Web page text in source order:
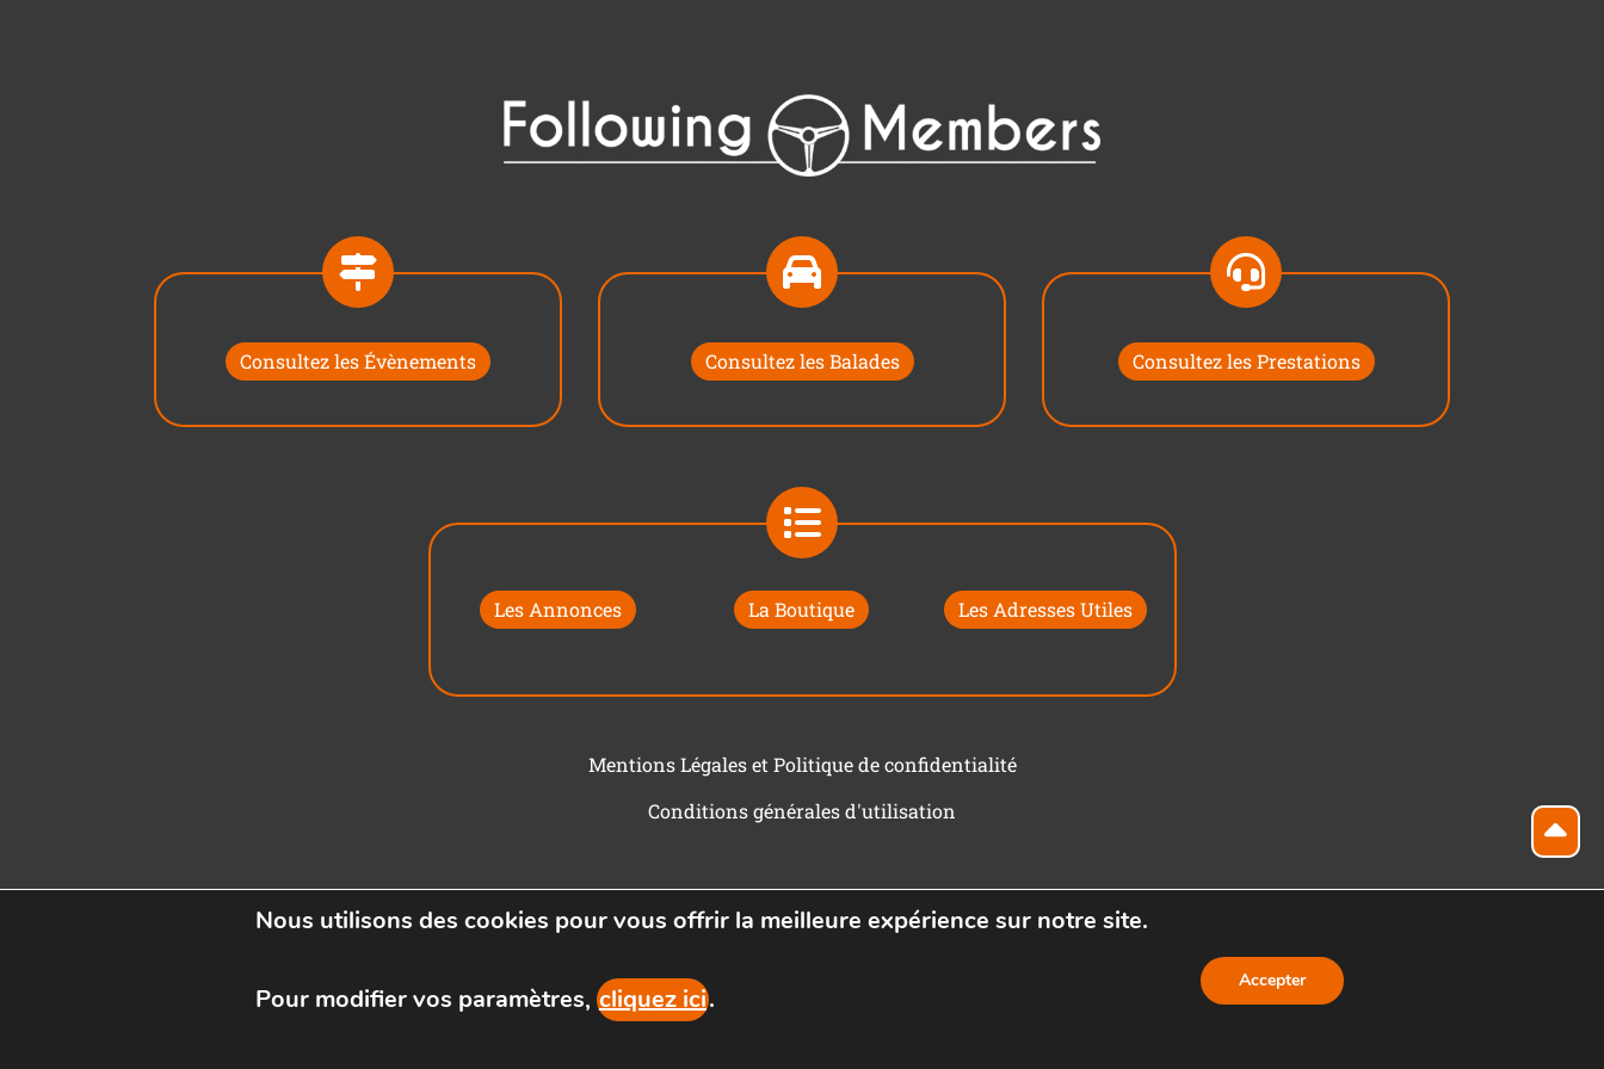
Consultez les Évènements Consultez les Balades Consultez les Prestations
Les Annonces La Boutique Les Adresses Utiles
Mentions Légales et Politique de confidentialité
Conditions générales d'utilisation
Nous utilisons des cookies pour vous offrir la meilleure expérience sur notre site.
Pour modifier vos paramètres, cliquez ici.
Accepter